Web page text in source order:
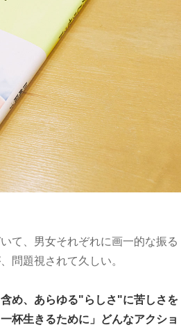
て、男女それぞれに画一的な振る
問題視されて久しい。
め、あらゆる"らしさ"に苦しさを
杯生きるために」どんなアクショ